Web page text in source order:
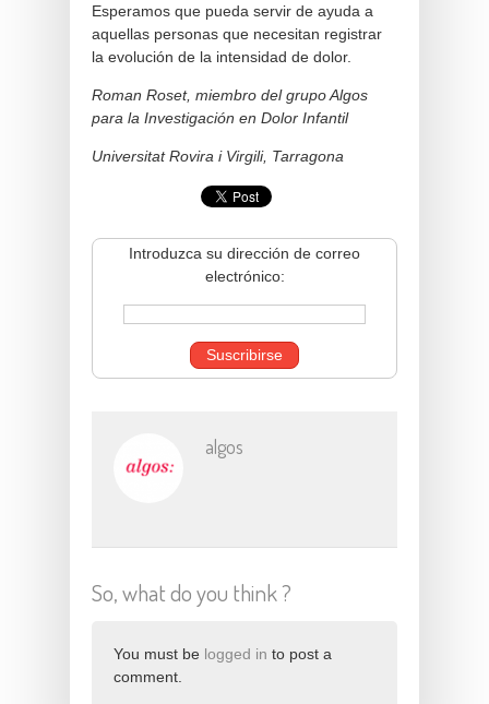
Esperamos que pueda servir de ayuda a
aquellas personas que necesitan registrar
la evolución de la intensidad de dolor.
Roman Roset, miembro del grupo Algos
para la Investigación en Dolor Infantil
Universitat Rovira i Virgili, Tarragona
Introduzca su dirección de correo
electrónico:
algos
So, what do you think ?
You must be logged in to post a
comment.